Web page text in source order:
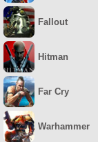
Fallout
Hitman
Far Cry
Warhammer